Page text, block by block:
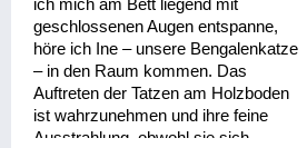
ich mich am Bett liegend mit
geschlossenen Augen entspanne,
höre ich Ine – unsere Bengalenkatze
– in den Raum kommen. Das
Auftreten der Tatzen am Holzboden
ist wahrzunehmen und ihre feine
Ausstrahlung, obwohl sie sich